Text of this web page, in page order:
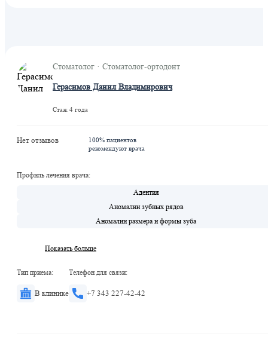
Стоматолог · Стоматолог-ортодонт
Герасимов Данил Владимирович
Стаж 4 года
Нет отзывов
100% пациентов
рекомендуют врача
Профиль лечения врача:
Адентия
Аномалии зубных рядов
Аномалии размера и формы зуба
Показать больше
Тип приема:
В клинике
Телефон для связи:
+7 343 227-42-42